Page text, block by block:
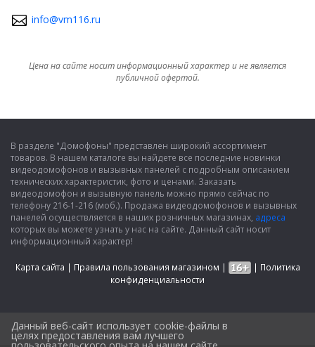
info@vm116.ru
Цена на сайте носит информационный характер и не является
публичной офертой.
В разделе "Домофоны" представлен широкий ассортимент
товаров. В нашем каталоге вы найдете все последние новинки
видеодомофонов и вызывных панелей с подробным описанием
технических характеристик, фото и ценами. Заказать
видеодомофон и вызывную панель можно прямо сейчас по
телефону 216-1-216 (моб.). Продажа видеодомофонов и вызывных
панелей осуществляется в наших розничных магазинах, адреса
которых вы можете узнать у нас на сайте. Данный сайт носит
информационный характер!
Карта сайта | Правила пользования магазином | | Политика
конфиденциальности
Данный веб-сайт использует cookie-файлы в
целях предоставления вам лучшего